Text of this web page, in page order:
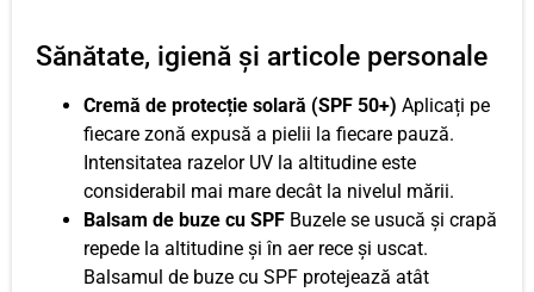
Sănătate, igienă și articole personale
Cremă de protecție solară (SPF 50+) Aplicați pe
fiecare zonă expusă a pielii la fiecare pauză.
Intensitatea razelor UV la altitudine este
considerabil mai mare decât la nivelul mării.
Balsam de buze cu SPF Buzele se usucă și crapă
repede la altitudine și în aer rece și uscat.
Balsamul de buze cu SPF protejează atât